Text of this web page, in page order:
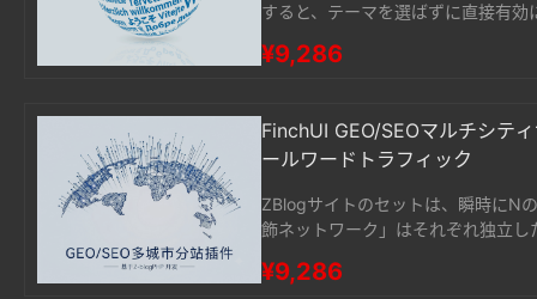
すると、テーマを選ばずに直接有
す。。。
¥9,286
FinchUI GEO/SEOマルチシテ
ールワードトラフィック
ZBlogサイトのセットは、瞬時にN
飾ネットワーク」はそれぞれ独立
¥9,286